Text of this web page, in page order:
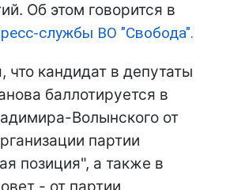
Об этом говорится в
службы ВО "Свобода".
что кандидат в депутаты
баллотируется в
Волынского от
партии
позиция", а также в